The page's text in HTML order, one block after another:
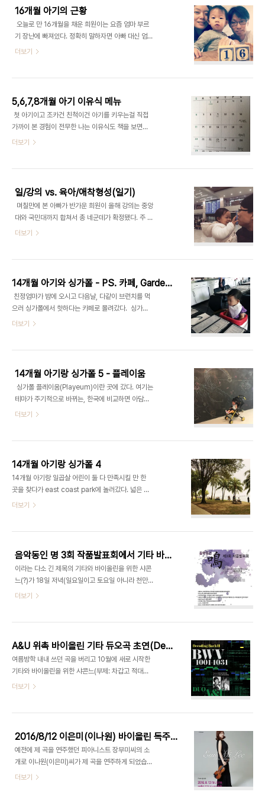
대일 수업에 학생이 결석하는 등의 일로 시간이 뜨는
경우가 빈번한 편이어서, 3월 개강후 어느정도 적응
을 거친 후, 3월 중순부터는 늘 곡을 들고다니면서 5
분만 짬이 나더라도 곡을 피고 음 한개 적고... 20분
시간 남으면 음 3개 적고... 걸어다니거나 지하철에
갔다. 구성상 길지 않고 대곡이 아니어서 가능했겠지
16개월 아기의 근황
​ 오늘로 만 16개월을 채운 희원이는 요즘 엄마 부르
기 장난에 빠져있다. 정확히 말하자면 아빠 대신 엄마
부르기 장난 ㅎㅎㅎㅎ 아빠 부르라고 시키면 우렁차
도 많다. 엉덩이를 씰룩씰룩~ 주문을 걸면 아주 센 각
도로 엉덩이를 옆으로 세게 흔든다. 곰세마리 노래랑
머리어깨무릎발, 그리고 즐겁게 춤을추다가 노래의
율동들을 어설프지만 어느정도는 따라한다. 호비에
중독돼서 엄마 컴퓨터 화면만 보면 의자를 팡팡 때리
승달 눈이 되며 미소를 짓는다. 밥과 반찬을 따로 담
더보기
5,6,7,8개월 아기 이유식 메뉴
​ 첫 아기이고 조카건 친척이건 아기를 키우는걸 직접
가까이 본 경험이 전무한 나는 이유식도 책을 보면서
감을 잡아야 했다. 애기가 백일이 지나면서부터는 수
시작한 쌀미음은 먹기놀이 수준의 장난에 불과했다.
게다가 아토피를 앓고있는 애엄마의 전철을 밟을까
봐 노심초사 하는 마음에 최소한 3-4일의 간격을 두
고 알러지 반응을 잘 살피면서 새로운 재료를 줬고,
일단은 쌀+채소 미음을 꽤 오랫동안 고수했다. ​ 달달
같다. 그후에는 서서히 재료 두가지를 섞은 미음을 주
더보기
일/강의 vs. 육아/애착형성(일기)
​ 며칠만에 본 아빠가 반가운 희원이 올해 강의는 중앙
대와 국민대까지 합쳐서 총 네군데가 확정됐다. 주 4
일(운좋으면 3일) 나가야 하는데 준비가 많이 필요한
여념이 없어서 희원이랑은 각방생활이 되겠다... 요즘
내가 작업방 들어가면 문을 열줄 알아서 열고 들어오
니까 급하게 집중해야 할 일이 있으면 문을 잠구는데
그러면 문을 열어보다가 대성통곡을 한다. 하루종일
"엄마!"하고 부르는 소리는 우렁찬 저음으로 무한반
하는 시기에 애엄마인 내가 강의한답시고 너무 겉도
더보기
14개월 아기와 싱가폴 - PS. 카페, Gardens by the Bay Cloud Forest
​ 친정엄마가 밤에 오시고 다음날, 다같이 브런치를 먹
으러 싱가폴에서 핫하다는 카페로 몰려갔다. ​ 싱가폴
에서 가장 부촌인 뎀시힐(Dempsey Hill?)에 위치
그다음에는 곧바로 식물원(gardens by the bay)
으로 갔다. 할머니가 오시면 가보기로 약속한 클라우
드 포레스트(돔 중 두번째로 큰곳이면서 폭포가 있는
곳)에 가기 위해서였다. ​​​ 폭포가 쏟아지는 주변을 빙
둘러 걸으면서 물방울도 맞으며 시원하게 산책을 할
요할 정도... ​​​ Childern&#039;s g..
더보기
14개월 아기랑 싱가폴 5 - 플레이움
​ 싱가폴 플레이움(Playeum)이란 곳에 갔다. 여기는
테마가 주기적으로 바뀌는, 한국에 비교하면 아담한
키즈카페였다. ​​​ 재활용품과 카드보드지 밑 나무 등으
오늘은 현지 학교 개학날이라 노는 날이아니어서 사
람이 많지 않고 한적했다. ​ 이렇게 공주놀이 하는 공
간도 있고, ​ 바닥가 뗏목을 테마로 해서인지 모래놀이
도 가능했다. 키네틱 샌드(kinetic sand)라고, 좀더
플레이도우 비슷하게 잘 뭉쳐지는 모래였다. ​ 이렇게
은 기어다녀야 했다. 아늑한걸 좋아하는 아이들을 위
더보기
14개월 아기랑 싱가폴 4
​14개월 아기랑 일곱살 어린이 둘 다 만족시킬 만 한
곳을 찾다가 east coast park에 놀러갔다. ​넓은 놀
이터엔 사람들이 득실거렸다(이날은 휴일이어서 사
았다. ​ 엄청난 활동량을 겪고 모래를 털어내기 위해
집에 들렀더니 폭풍낮잠에 들은 희원이. 한참 지나서
오후에 아쿠아리움을 가기 위해 센토사 섬에 갔다. ​
입구부터 장관이었다. 동굴로 이루어진 수족관에 상
어가 떼로 드나들었다. ​ ​ 원통으로 된 거대한 수족관
되어있다. ​ 그러나 뭐니뭐니해도 초대형 스크린 수족
더보기
음악동인 명 3회 작품발표회에서 기타 바이올린 2중주 서울초연
이라는 다소 긴 제목의 기타와 바이올린을 위한 샤콘
느(?)가 18일 저녁(일요일이고 토요일 아니라 천만
다행) 세종문화회관에서 서울초연됩니다. (우주 초연
일요일에 리허설 참관하면서, 그리고 연주 후 해장국
을 먹으면서 여러가지 이야기를 나눴는데, 음악과 소
음, 연주와 일상의 경계를 허무는 작업을 음악적으로
표현하는게 과연 성공적으로 이루어질지... 예전에 포
스팅했던 반델바이저 칼럼과 어느정도 일맥상통 하
를 탐구했습니다.2016/11/15 - [문화+서울] 침묵
더보기
A&U 위촉 바이올린 기타 듀오곡 초연(Decoding Bach 시리즈 두번째 공연)
여름방학 내내 쓰던 곡을 버리고 10월에 새로 시작한
기타와 바이올린을 위한 샤콘느(부제: 차갑고 적대적
인 동시에 연약한 것, 사라지는 것. 압도적으로 아름
목이다. 흰 색이라는 하나의 주제를 가지고 끊임없는
연상작용을 일으키며 이들을 담담하게 서술한 소설
"흰", 그리고 바흐의 무반주 바이올린을 위한 샤콘느
에서 영감을 받아 이 곡을 작곡하였다. 샤콘느는 본래
하나의 짧은 주제를 다양한 방식으로 꾸미면서 진행
더보기
2016/8/12 이은미(이나원) 바이올린 독주회에서 Fantasy 발표
예전에 제 곡을 연주했던 피아니스트 장부미씨의 소
개로 이나원(이은미)씨가 제 곡을 연주하게 되었습니
다.초연은 올해 2월 초, 제가 임신한 사실을 알게 된
더보기